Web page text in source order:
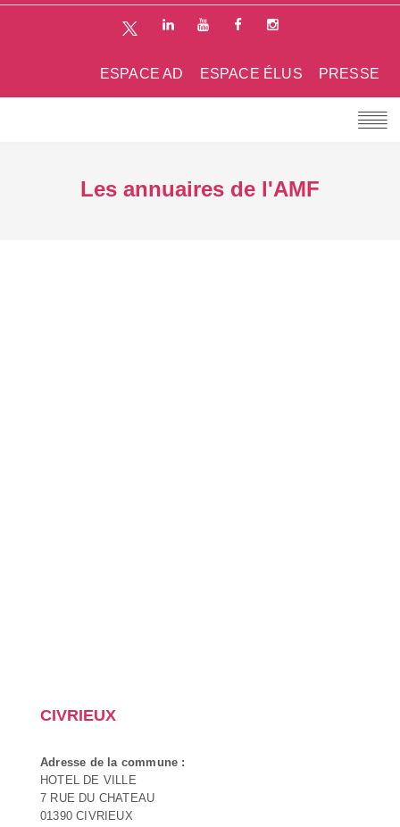
PRESSE
ESPACE ÉLUS
ESPACE AD
Les annuaires de l'AMF
CIVRIEUX
Adresse de la commune :
HOTEL DE VILLE
7 RUE DU CHATEAU
01390 CIVRIEUX